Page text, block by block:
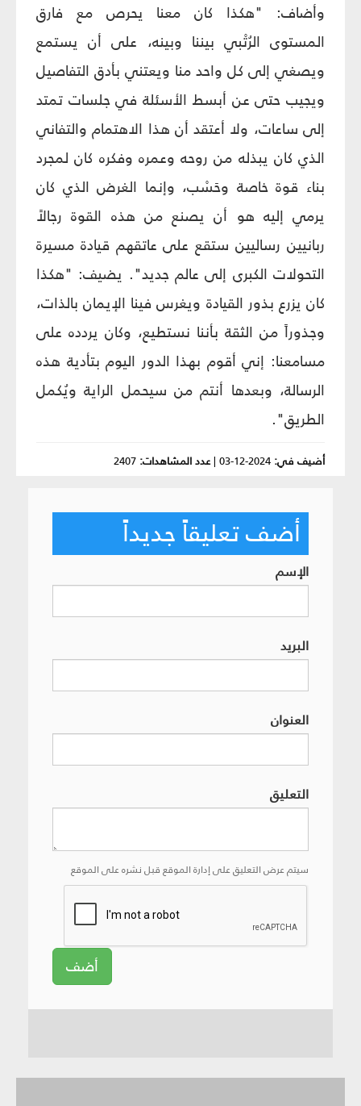
‏‏وأضاف: "هكذا كان معنا يحرص مع فارق
المستوى ‏الرُتْبي بيننا وبينه، على أن ‏يستمع
ويصغي إلى كل واحد منا ويعتني بأدق التفاصيل
‏ويجيب حتى عن أبسط الأسئلة في جلسات تمتد
إلى ساعات، ولا أعتقد أن هذا الاهتمام والتفاني
‏الذي كان يبذله من روحه وعمره ‏وفكره كان ‏لمجرد
بناء قوة خاصة وحَسْب، وإنما الغرض الذي كان
يرمي إليه ‏هو أن ‏يصنع ‏من هذه القوة ‏رجالاً
ربانيين رساليين ستقع على عاتقهم قيادة ‏مسيرة
التحولات الكبرى ‏إلى عالم جديد". يضيف: "هكذا
كان يزرع بذور القيادة‏ ‏ويغرس فينا الإيمان بالذات،
‏وجذوراً من الثقة بأننا نستطيع، وكان يردده على
مسامعنا: إني أقوم بهذا الدور اليوم بتأدية هذه
الرسالة، وبعدها أنتم من سيحمل الراية ويُكمل
الطريق".
أضيف في: 2024-12-03
|عدد المشاهدات: 2407
أضف تعليقاً جديداً
الإسم
البريد
العنوان
التعليق
سيتم عرض التعليق على إدارة الموقع قبل نشره على الموقع
أضف